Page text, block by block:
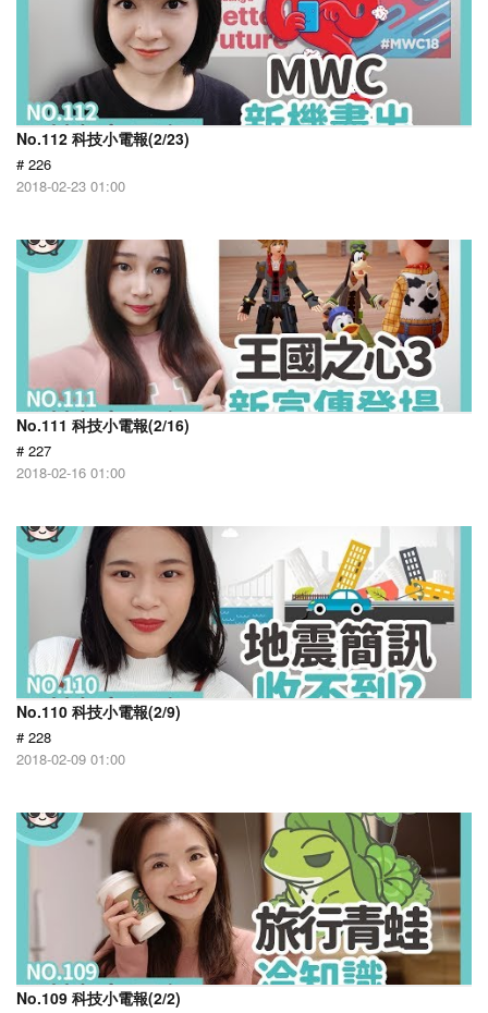
No.112 科技小電報(2/23)
# 226
2018-02-23 01:00
No.111 科技小電報(2/16)
# 227
2018-02-16 01:00
No.110 科技小電報(2/9)
# 228
2018-02-09 01:00
No.109 科技小電報(2/2)